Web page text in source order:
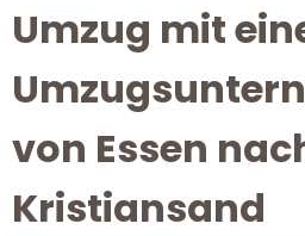
Umzug mit
von Essen
Kristiansand